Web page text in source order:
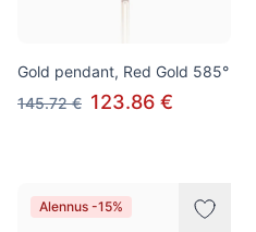
Gold pendant, Red Gold 585°
145.72 € 123.86 €
Alennus -15%